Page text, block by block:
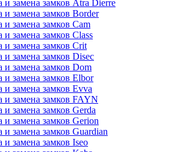
и замена замков Atra Dierre
и замена замков Border
и замена замков Cam
и замена замков Class
и замена замков Crit
и замена замков Disec
и замена замков Dom
и замена замков Elbor
и замена замков Evva
и замена замков FAYN
и замена замков Gerda
и замена замков Gerion
и замена замков Guardian
и замена замков Iseo